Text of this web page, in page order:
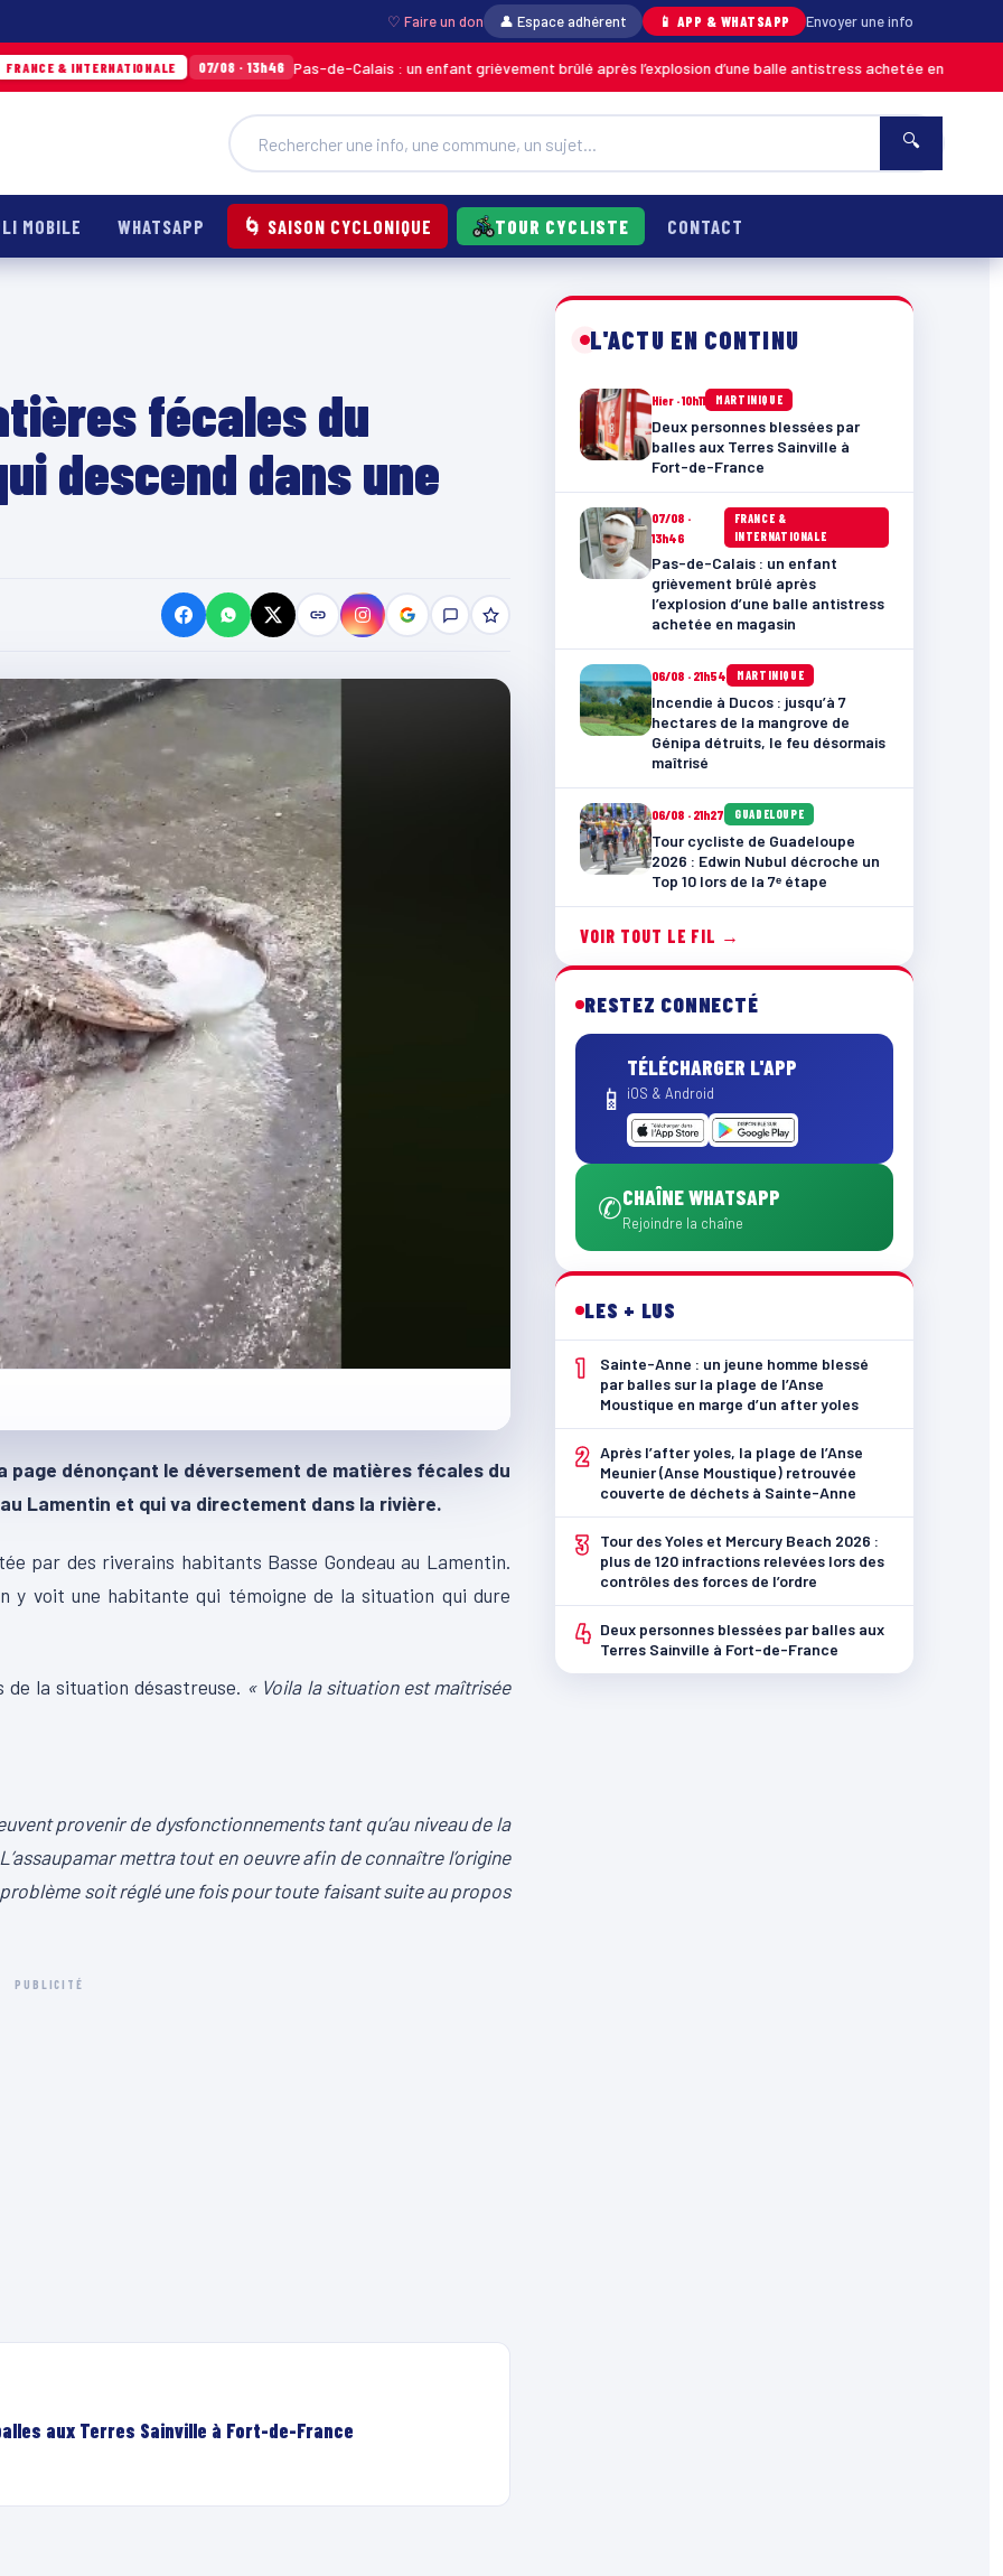
♡ Faire un don 👤 Espace adhérent 📱 APP & WHATSAPP Envoyer une info
07/08 · 13h46 Pas-de-Calais : un enfant grièvement brûlé après l’explosion d’une balle antistress achetée en magasin MARTINIQUE
🔍
MOBILE WHATSAPP 🌀 SAISON CYCLONIQUE TOUR CYCLISTE CONTACT
fécales du
descend dans une
page dénonçant le déversement de matières fécales du
Lamentin et qui va directement dans la rivière.
par des riverains habitants Basse Gondeau au Lamentin.
y voit une habitante qui témoigne de la situation qui dure
la situation désastreuse. « Voila la situation est maîtrisée
provenir de dysfonctionnements tant qu’au niveau de la
mettra tout en oeuvre afin de connaître l’origine
soit réglé une fois pour toute faisant suite au propos
PUBLICITÉ
aux Terres Sainville à Fort-de-France
L'ACTU EN CONTINU
Hier · 10h11 MARTINIQUE
Deux personnes blessées par
balles aux Terres Sainville à
Fort-de-France
07/08 ·
13h46
FRANCE &
INTERNATIONALE
Pas-de-Calais : un enfant
grièvement brûlé après
l’explosion d’une balle antistress
achetée en magasin
06/08 · 21h54 MARTINIQUE
Incendie à Ducos : jusqu’à 7
hectares de la mangrove de
Génipa détruits, le feu désormais
maîtrisé
06/08 · 21h27 GUADELOUPE
Tour cycliste de Guadeloupe
2026 : Edwin Nubul décroche un
Top 10 lors de la 7ᵉ étape
VOIR TOUT LE FIL →
RESTEZ CONNECTÉ
📱
TÉLÉCHARGER L'APP
iOS & Android
✆CHAÎNE WHATSAPP
Rejoindre la chaîne
LES + LUS
1
Sainte-Anne : un jeune homme blessé
par balles sur la plage de l’Anse
Moustique en marge d’un after yoles
2 Après l’after yoles, la plage de l’Anse
Meunier (Anse Moustique) retrouvée
couverte de déchets à Sainte-Anne
3
Tour des Yoles et Mercury Beach 2026 :
plus de 120 infractions relevées lors des
contrôles des forces de l’ordre
4 Deux personnes blessées par balles aux
Terres Sainville à Fort-de-France